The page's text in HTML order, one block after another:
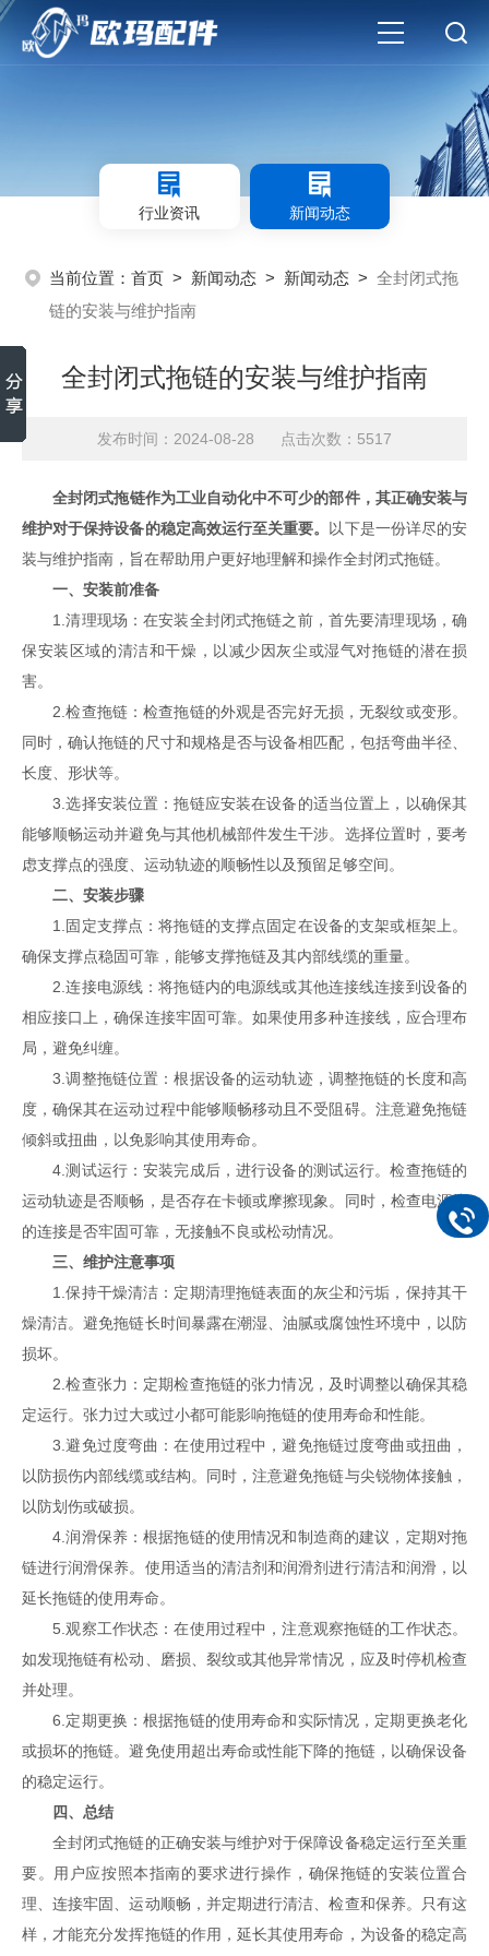
行业资讯 新闻动态
当前位置： 首页 > 新闻动态 > 新闻动态 > 全封闭式拖
链的安装与维护指南
全封闭式拖链的安装与维护指南
发布时间：2024-08-28 点击次数：5517
全封闭式拖链作为工业自动化中不可少的部件，其正确安装与
维护对于保持设备的稳定高效运行至关重要。 以下是一份详尽的安
装与维护指南，旨在帮助用户更好地理解和操作全封闭式拖链。
一、安装前准备
1.清理现场：在安装全封闭式拖链之前，首先要清理现场，确
保安装区域的清洁和干燥，以减少因灰尘或湿气对拖链的潜在损
害。
2.检查拖链：检查拖链的外观是否完好无损，无裂纹或变形。
同时，确认拖链的尺寸和规格是否与设备相匹配，包括弯曲半径、
长度、形状等。
3.选择安装位置：拖链应安装在设备的适当位置上，以确保其
能够顺畅运动并避免与其他机械部件发生干涉。选择位置时，要考
虑支撑点的强度、运动轨迹的顺畅性以及预留足够空间。
二、安装步骤
1.固定支撑点：将拖链的支撑点固定在设备的支架或框架上。
确保支撑点稳固可靠，能够支撑拖链及其内部线缆的重量。
2.连接电源线：将拖链内的电源线或其他连接线连接到设备的
相应接口上，确保连接牢固可靠。如果使用多种连接线，应合理布
局，避免纠缠。
3.调整拖链位置：根据设备的运动轨迹，调整拖链的长度和高
度，确保其在运动过程中能够顺畅移动且不受阻碍。注意避免拖链
倾斜或扭曲，以免影响其使用寿命。
4.测试运行：安装完成后，进行设备的测试运行。检查拖链的
运动轨迹是否顺畅，是否存在卡顿或摩擦现象。同时，检查电源线
的连接是否牢固可靠，无接触不良或松动情况。
三、维护注意事项
1.保持干燥清洁：定期清理拖链表面的灰尘和污垢，保持其干
燥清洁。避免拖链长时间暴露在潮湿、油腻或腐蚀性环境中，以防
损坏。
2.检查张力：定期检查拖链的张力情况，及时调整以确保其稳
定运行。张力过大或过小都可能影响拖链的使用寿命和性能。
3.避免过度弯曲：在使用过程中，避免拖链过度弯曲或扭曲，
以防损伤内部线缆或结构。同时，注意避免拖链与尖锐物体接触，
以防划伤或破损。
4.润滑保养：根据拖链的使用情况和制造商的建议，定期对拖
链进行润滑保养。使用适当的清洁剂和润滑剂进行清洁和润滑，以
延长拖链的使用寿命。
5.观察工作状态：在使用过程中，注意观察拖链的工作状态。
如发现拖链有松动、磨损、裂纹或其他异常情况，应及时停机检查
并处理。
6.定期更换：根据拖链的使用寿命和实际情况，定期更换老化
或损坏的拖链。避免使用超出寿命或性能下降的拖链，以确保设备
的稳定运行。
四、总结
全封闭式拖链的正确安装与维护对于保障设备稳定运行至关重
要。用户应按照本指南的要求进行操作，确保拖链的安装位置合
理、连接牢固、运动顺畅，并定期进行清洁、检查和保养。只有这
样，才能充分发挥拖链的作用，延长其使用寿命，为设备的稳定高